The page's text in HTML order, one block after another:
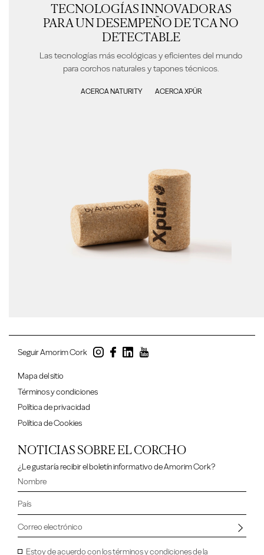
TECNOLOGÍAS INNOVADORAS
PARA UN DESEMPEÑO DE TCA NO
DETECTABLE
Las tecnologías más ecológicas y eficientes del mundo
para corchos naturales y tapones técnicos.
ACERCA NATURITY ACERCA XPÜR
Seguir Amorim Cork
Mapa del sitio
Términos y condiciones
Política de privacidad
Política de Cookies
NOTICIAS SOBRE EL CORCHO
¿Le gustaría recibir el boletín informativo de Amorim Cork?
Estoy de acuerdo con los términos y condiciones de la